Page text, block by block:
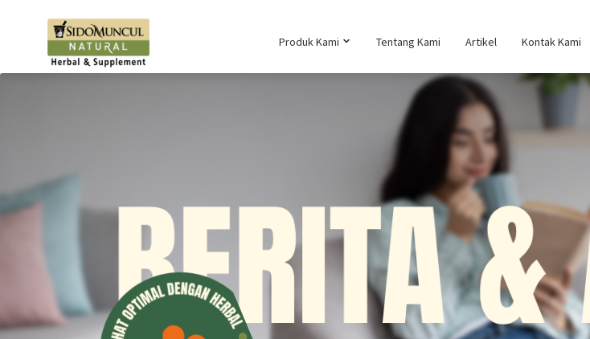
Produk Kami Tentang Kami Artikel Kontak Kami